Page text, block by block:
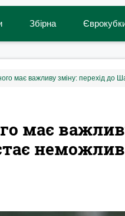
Збірна
має важливу зміну: перехід до
має